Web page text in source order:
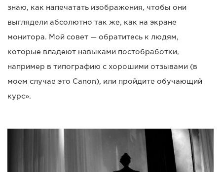
знаю, как напечатать изображения, чтобы они
выглядели абсолютно так же, как на экране
монитора. Мой совет — обратитесь к людям,
которые владеют навыками постобработки,
например в типографию с хорошими отзывами (в
моем случае это Canon), или пройдите обучающий
курс».